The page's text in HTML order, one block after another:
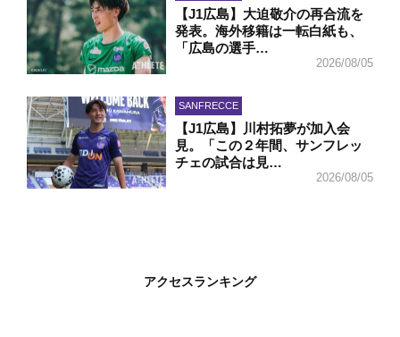
【J1広島】大迫敬介の再合流を
発表。海外移籍は一転白紙も、
「広島の選手…
2026/08/05
SANFRECCE
【J1広島】川村拓夢が加入会
見。「この２年間、サンフレッ
チェの試合は見…
2026/08/05
アクセスランキング